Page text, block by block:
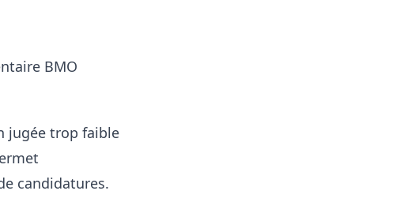
BMO
jugée trop faible
candidatures.